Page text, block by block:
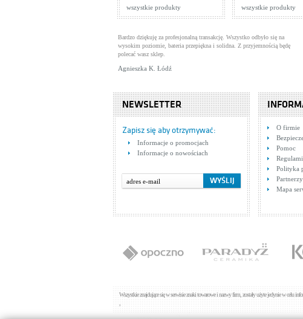
wszystkie produkty wszystkie produkty
Bardzo dziękuję za profesjonalną transakcję. Wszystko odbyło się na
wysokim poziomie, bateria przepiękna i solidna. Z przyjemnością będę
polecać wasz sklep.
Agnieszka K. Łódź
NEWSLETTER
Zapisz się aby otrzymywać:
Informacje o promocjach
Informacje o nowościach
O firmie
Pomoc
Polityka
Partnerzy
Mapa
Wszystkie znajdujące się w serwisie znaki towarowe i nazwy firm, zostały użyte jedynie w celu